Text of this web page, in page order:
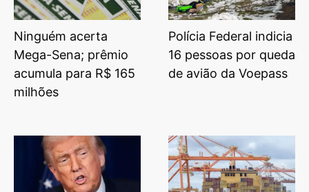
Ninguém acerta
Mega-Sena; prêmio
acumula para R$ 165
milhões
Polícia Federal indicia
16 pessoas por queda
de avião da Voepass